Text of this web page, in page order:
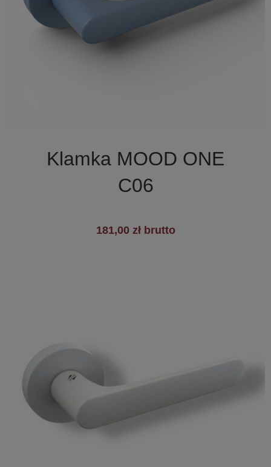
Klamka MOOD ONE
C06
181,00 zł brutto